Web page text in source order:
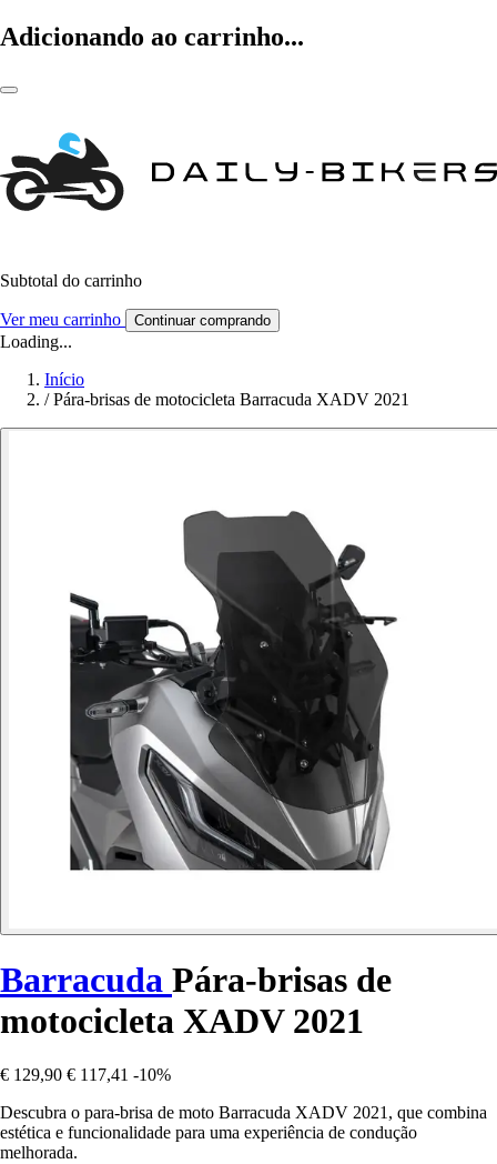
Adicionando ao carrinho...
Subtotal do carrinho
Ver meu carrinho Continuar comprando
Loading...
Início
/ Pára-brisas de motocicleta Barracuda XADV 2021
Barracuda Pára-brisas de
motocicleta XADV 2021
€ 129,90 € 117,41 -10%
Descubra o para-brisa de moto Barracuda XADV 2021, que combina
estética e funcionalidade para uma experiência de condução
melhorada.